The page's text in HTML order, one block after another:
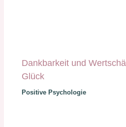
Dankbarkeit und
Glück
Positive Psychologie